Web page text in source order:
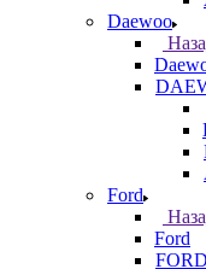
Daewoo
Ford
Ford